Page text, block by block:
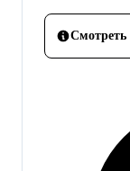
Смотреть